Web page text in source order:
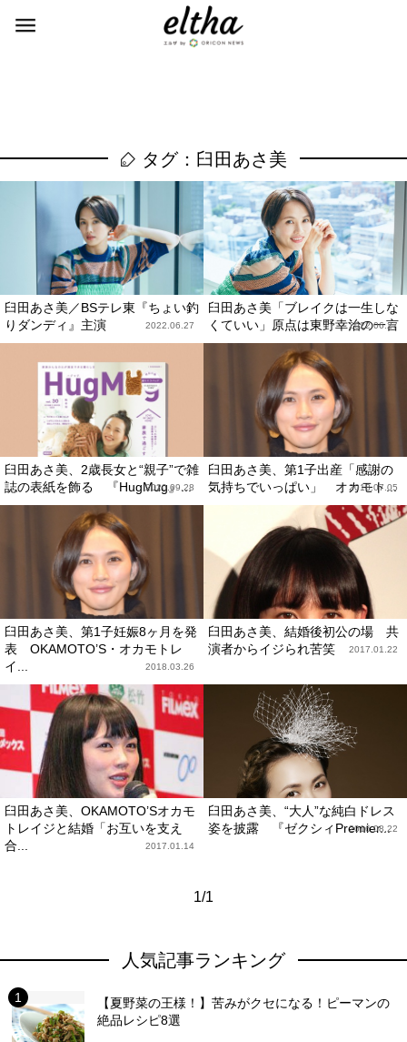
タグ：臼田あさ美
臼田あさ美／BSテレ東『ちょい釣
りダンディ』主演
2022.06.27
臼田あさ美「ブレイクは一生しな
くていい」原点は東野幸治の一言
2022.06.27
臼田あさ美、2歳長女と“親子”で雑
誌の表紙を飾る 『HugMug』...
2020.09.28
臼田あさ美、第1子出産「感謝の
気持ちでいっぱい」 オカモト...
2018.07.05
臼田あさ美、第1子妊娠8ヶ月を発
表 OKAMOTO’S・オカモトレ
イ...
2018.03.26
臼田あさ美、結婚後初公の場 共
演者からイジられ苦笑
2017.01.22
臼田あさ美、OKAMOTO’Sオカモ
トレイジと結婚「お互いを支え
合...
2017.01.14
臼田あさ美、“大人”な純白ドレス
姿を披露 『ゼクシィPremier...
2016.08.22
1/1
人気記事ランキング
【夏野菜の王様！】苦みがクセになる！ピーマンの
絶品レシピ8選